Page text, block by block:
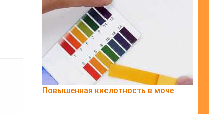
Повышенная кислотность в моче